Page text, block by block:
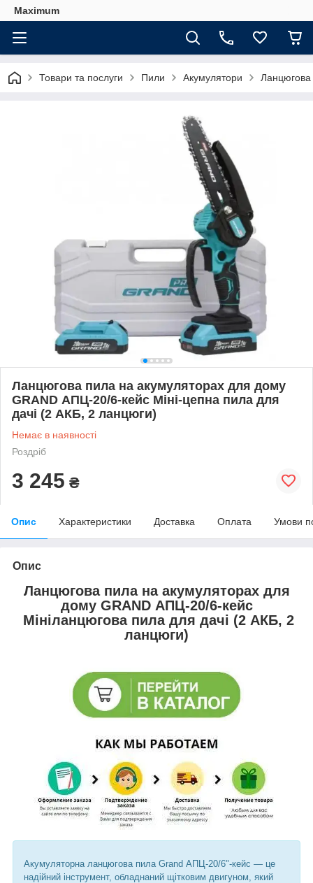
Maximum
Товари та послуги Пили Акумулятори
Ланцюгова пила на акумуляторах для дому
GRAND АПЦ-20/6-кейс Міні-цепна пила для
дачі (2 АКБ, 2 ланцюги)
Немає в наявності
Роздріб
3 245 ₴
Опис Характеристики Доставка Оплата Умови
Опис
Ланцюгова пила на акумуляторах для
дому GRAND АПЦ-20/6-кейс
Мініланцюгова пила для дачі (2 АКБ, 2
ланцюги)
Акумуляторна ланцюгова пила Grand АПЦ-20/6"-кейс — це
надійний інструмент, обладнаний щітковим двигуном, який